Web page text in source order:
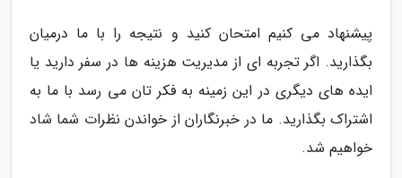
پیشنهاد می کنیم امتحان کنید و نتیجه را با ما درمیان
بگذارید. اگر تجربه ای از مدیریت هزینه ها در سفر دارید یا
ایده های دیگری در این زمینه به فکر تان می رسد با ما به
اشتراک بگذارید. ما در خبرنگاران از خواندن نظرات شما شاد
خواهیم شد.